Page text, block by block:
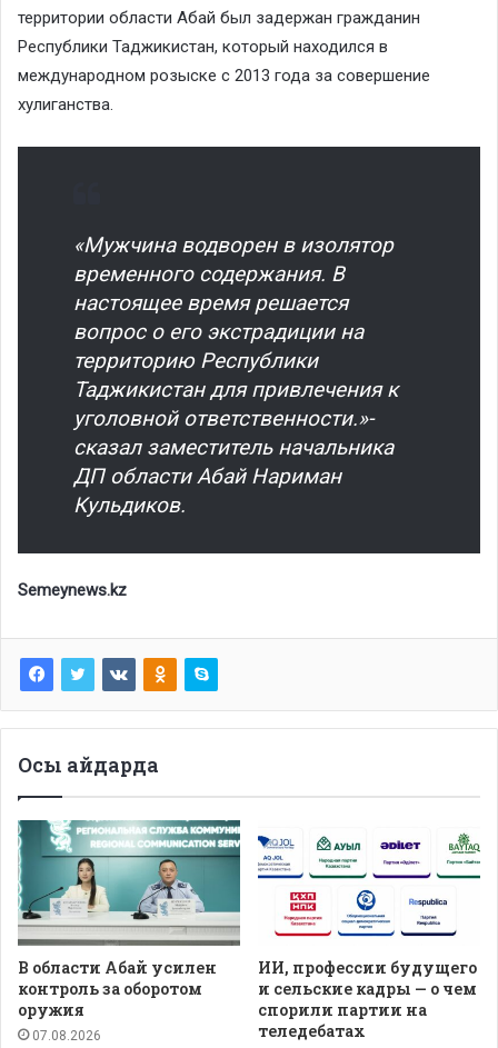
территории области Абай был задержан гражданин
Республики Таджикистан, который находился в
международном розыске с 2013 года за совершение
хулиганства.
«Мужчина водворен в изолятор
временного содержания. В
настоящее время решается
вопрос о его экстрадиции на
территорию Республики
Таджикистан для привлечения к
уголовной ответственности.»-
сказал заместитель начальника
ДП области Абай Нариман
Кульдиков.
Semeynews.kz
Осы айдарда
В области Абай усилен
контроль за оборотом
оружия
07.08.2026
ИИ, профессии будущего
и сельские кадры — о чем
спорили партии на
теледебатах